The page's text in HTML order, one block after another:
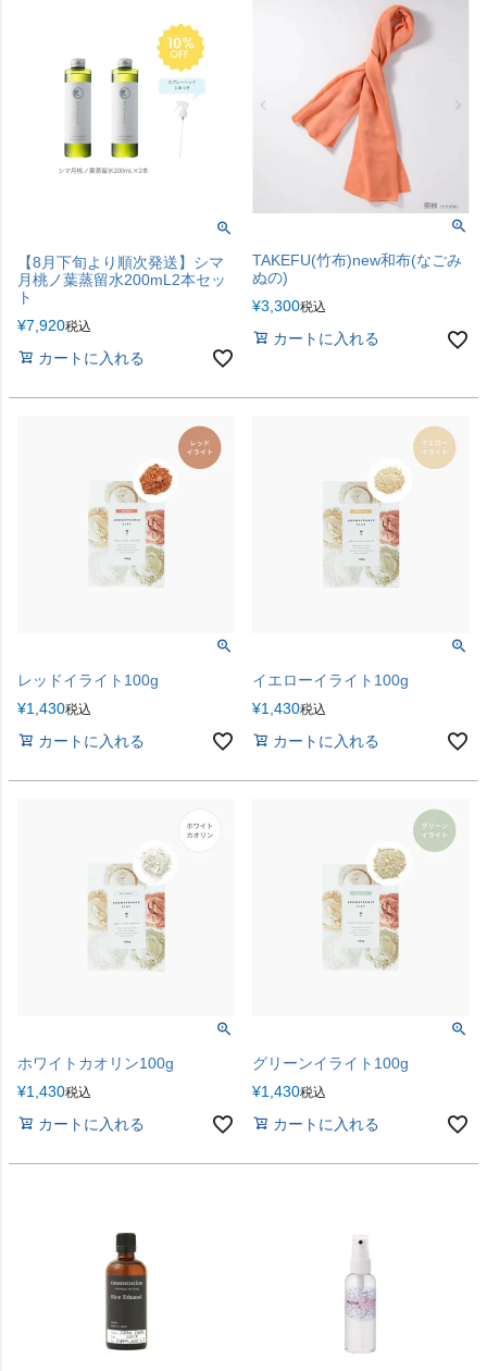
【8月下旬より順次発送】シマ
月桃ノ葉蒸留水200mL2本セッ
ト
¥7,920税込
カートに入れる
TAKEFU(竹布)new和布(なごみ
ぬの)
¥3,300税込
カートに入れる
レッドイライト100g
¥1,430税込
カートに入れる
イエローイライト100g
¥1,430税込
カートに入れる
ホワイトカオリン100g
¥1,430税込
カートに入れる
グリーンイライト100g
¥1,430税込
カートに入れる